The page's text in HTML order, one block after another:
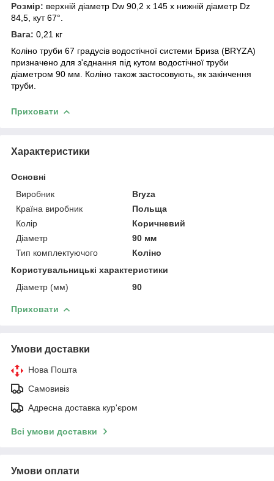
Розмір: верхній діаметр Dw 90,2 x 145 x нижній діаметр Dz
84,5, кут 67°.
Вага: 0,21 кг
Коліно труби 67 градусів водостічної системи Бриза (BRYZA)
призначено для з'єднання під кутом водостічної труби
діаметром 90 мм. Коліно також застосовують, як закінчення
труби.
Приховати
Характеристики
Основні
Виробник
Bryza
Країна виробник
Польща
Колір
Коричневий
Діаметр
90 мм
Тип комплектуючого
Коліно
Користувальницькі характеристики
Діаметр (мм)
90
Приховати
Умови доставки
Нова Пошта
Самовивіз
Адресна доставка кур'єром
Всі умови доставки
Умови оплати